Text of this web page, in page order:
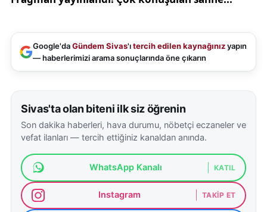
Google'daGündem Sivas'ıtercih edilen kaynağınızyapın
— haberlerimizi arama sonuçlarında öne çıkarın
Sivas'ta olan biteni ilk siz öğrenin
Son dakika haberleri, hava durumu, nöbetçi eczaneler ve
vefat ilanları — tercih ettiğiniz kanaldan anında.
WhatsApp Kanalı KATIL
Instagram TAKIP ET